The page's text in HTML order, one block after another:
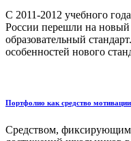
С 2011-2012 учебного
России перешли на
образовательный
особенностей нового
Портфолио как средство
Средством, фиксирующим